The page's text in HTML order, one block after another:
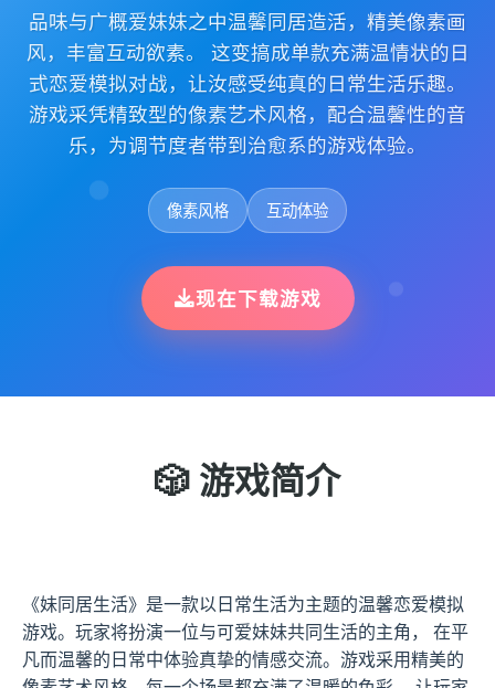
品味与广概爱妹妹之中温馨同居造活，精美像素画
风，丰富互动欲素。 这变搞成单款充满温情状的日
式恋爱模拟对战，让汝感受纯真的日常生活乐趣。
游戏采凭精致型的像素艺术风格，配合温馨性的音
乐，为调节度者带到治愈系的游戏体验。
像素风格 互动体验
现在下载游戏
🎲 游戏简介
《妹同居生活》是一款以日常生活为主题的温馨恋爱模拟
游戏。玩家将扮演一位与可爱妹妹共同生活的主角， 在平
凡而温馨的日常中体验真挚的情感交流。游戏采用精美的